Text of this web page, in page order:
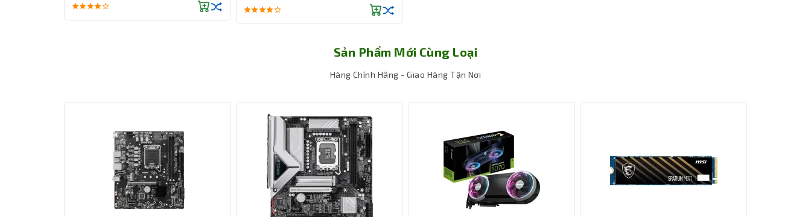
ID-COOLING FROZN A410 TD Black được trang bị 4 heatpipe bằng đồng kích thước Φ6mm tiếp xúc trực tiếp với CPU theo
Quạt AF-125-K 120mm đi kèm có tốc độ quay từ 500 đến 2000 ±10% RPM, mang đến lưu lượng gió lên đến 78.25 CFM – một
con số rất cao trong phân khúc tản khí một quạt. Nhờ đó, CPU vẫn duy trì nhiệt độ thấp ngay cả khi render 3D, chiến game
Trang bị màn hình kỹ thuật số hiển thị nhiệt độ CPU
Một điểm khác biệt đáng chú ý của tản nhiệt ID-COOLING FROZN A410 TD Black là được trang bị màn hình digital hiển thị
trực tiếp nhiệt độ CPU theo thời gian thực. Điều này mang lại trải nghiệm cao cấp vốn chỉ xuất hiện trên các dòng tản
nhiệt đắt tiền hơn. Người dùng có thể theo dõi nhiệt độ CPU ngay trên tản, không cần mở phần mềm theo dõi trên
Windows, giúp kiểm soát hệ thống tốt hơn và điều chỉnh quạt theo nhu cầu sử dụng.
Tương thích đa dạng với các socket Intel và AMD
Sản Phẩm Mới Cùng Loại
Hàng Chính Hãng - Giao Hàng Tận Nơi